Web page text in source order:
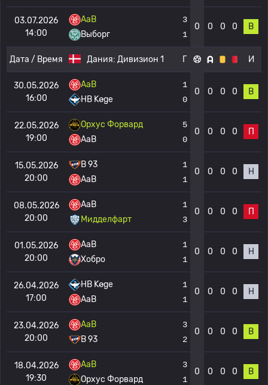
03.07.2026
14:00
AaB
Выборг
3
1
0 0 0 0 В
Дата / Время Дания: Дивизион 1 Г И
30.05.2026
16:00
AaB
HB Køge
1
0
0 0 0 0 В
22.05.2026
19:00
Орхус Форвард
AaB
5
0
0 0 0 0 П
15.05.2026
20:00
B 93
AaB
1
1
0 0 0 0 Н
08.05.2026
20:00
AaB
Мидделфарт
1
3
0 0 0 0 П
01.05.2026
20:00
AaB
Хобро
1
1
0 0 0 0 Н
26.04.2026
17:00
HB Køge
AaB
1
1
0 0 0 0 Н
23.04.2026
20:00
AaB
B 93
3
2
0 0 0 0 В
18.04.2026
19:30
AaB
Орхус Форвард
3
1
0 0 0 0 В